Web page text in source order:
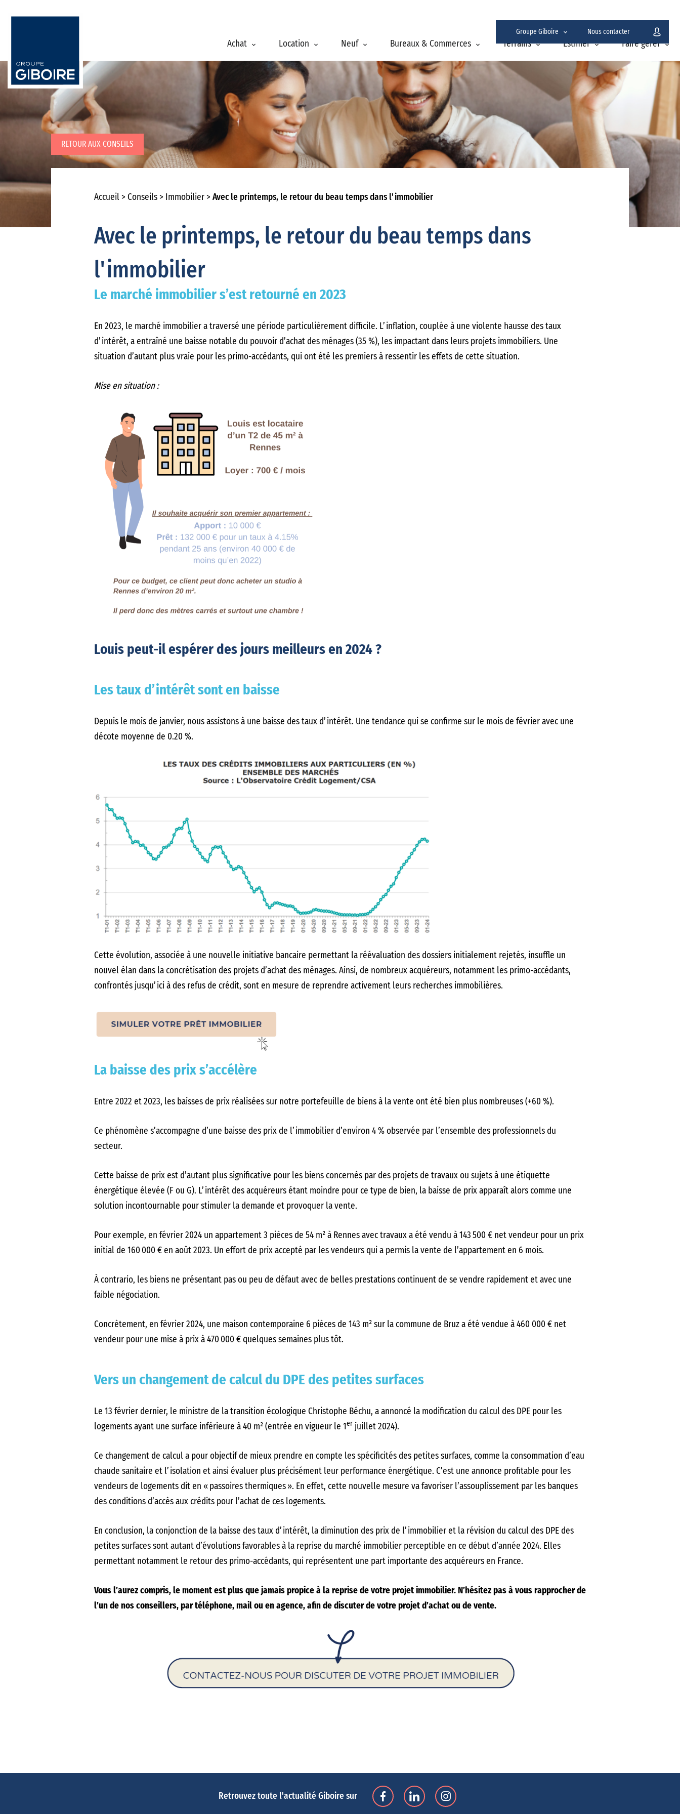
Achat Location Neuf Bureaux & Commerces Terrains Estimer Faire gérer
Groupe Giboire Nous contacter
RETOUR AUX CONSEILS
Accueil Conseils Immobilier Avec le printemps, le retour du beau temps dans l'immobilier
Avec le printemps, le retour du beau temps dans
l'immobilier
Le marché immobilier s’est retourné en 2023
En 2023, le marché immobilier a traversé une période particulièrement difficile. L’inflation, couplée à une violente hausse des taux
d’intérêt, a entraîné une baisse notable du pouvoir d’achat des ménages (35 %), les impactant dans leurs projets immobiliers. Une
situation d’autant plus vraie pour les primo-accédants, qui ont été les premiers à ressentir les effets de cette situation.
Mise en situation :
Louis peut-il espérer des jours meilleurs en 2024 ?
Les taux d’intérêt sont en baisse
Depuis le mois de janvier, nous assistons à une baisse des taux d’intérêt. Une tendance qui se confirme sur le mois de février avec une
décote moyenne de 0.20 %.
Cette évolution, associée à une nouvelle initiative bancaire permettant la réévaluation des dossiers initialement rejetés, insuffle un
nouvel élan dans la concrétisation des projets d’achat des ménages. Ainsi, de nombreux acquéreurs, notamment les primo-accédants,
confrontés jusqu’ici à des refus de crédit, sont en mesure de reprendre activement leurs recherches immobilières.
La baisse des prix s’accélère
Entre 2022 et 2023, les baisses de prix réalisées sur notre portefeuille de biens à la vente ont été bien plus nombreuses (+60 %).
Ce phénomène s’accompagne d’une baisse des prix de l’immobilier d’environ 4 % observée par l’ensemble des professionnels du
secteur.
Cette baisse de prix est d’autant plus significative pour les biens concernés par des projets de travaux ou sujets à une étiquette
énergétique élevée (F ou G). L’intérêt des acquéreurs étant moindre pour ce type de bien, la baisse de prix apparaît alors comme une
solution incontournable pour stimuler la demande et provoquer la vente.
Pour exemple, en février 2024 un appartement 3 pièces de 54 m² à Rennes avec travaux a été vendu à 143 500 € net vendeur pour un prix
initial de 160 000 € en août 2023. Un effort de prix accepté par les vendeurs qui a permis la vente de l’appartement en 6 mois.
À contrario, les biens ne présentant pas ou peu de défaut avec de belles prestations continuent de se vendre rapidement et avec une
faible négociation.
Concrètement, en février 2024, une maison contemporaine 6 pièces de 143 m² sur la commune de Bruz a été vendue à 460 000 € net
vendeur pour une mise à prix à 470 000 € quelques semaines plus tôt.
Vers un changement de calcul du DPE des petites surfaces
Le 13 février dernier, le ministre de la transition écologique Christophe Béchu, a annoncé la modification du calcul des DPE pour les
logements ayant une surface inférieure à 40 m² (entrée en vigueur le 1 er juillet 2024).
Ce changement de calcul a pour objectif de mieux prendre en compte les spécificités des petites surfaces, comme la consommation d’eau
chaude sanitaire et l’isolation et ainsi évaluer plus précisément leur performance énergétique. C’est une annonce profitable pour les
vendeurs de logements dit en « passoires thermiques ». En effet, cette nouvelle mesure va favoriser l’assouplissement par les banques
des conditions d’accès aux crédits pour l’achat de ces logements.
En conclusion, la conjonction de la baisse des taux d’intérêt, la diminution des prix de l’immobilier et la révision du calcul des DPE des
petites surfaces sont autant d’évolutions favorables à la reprise du marché immobilier perceptible en ce début d’année 2024. Elles
permettant notamment le retour des primo-accédants, qui représentent une part importante des acquéreurs en France.
Vous l’aurez compris, le moment est plus que jamais propice à la reprise de votre projet immobilier. N’hésitez pas à vous rapprocher de
l’un de nos conseillers, par téléphone, mail ou en agence, afin de discuter de votre projet d’achat ou de vente.
Retrouvez toute l'actualité Giboire sur